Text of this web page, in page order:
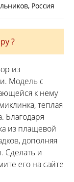
Россия
?
из
Модель с
к нему
теплая
Благодаря
из плащевой
дополняя
Сделать и
его на сайте